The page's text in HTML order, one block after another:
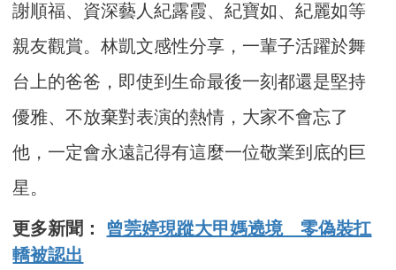
謝順福、資深藝人紀露霞、紀寶如、紀麗如等
親友觀賞。林凱文感性分享，一輩子活躍於舞
台上的爸爸，即使到生命最後一刻都還是堅持
優雅、不放棄對表演的熱情，大家不會忘了
他，一定會永遠記得有這麼一位敬業到底的巨
星。
更多新聞： 曾莞婷現蹤大甲媽遶境 零偽裝扛
轎被認出